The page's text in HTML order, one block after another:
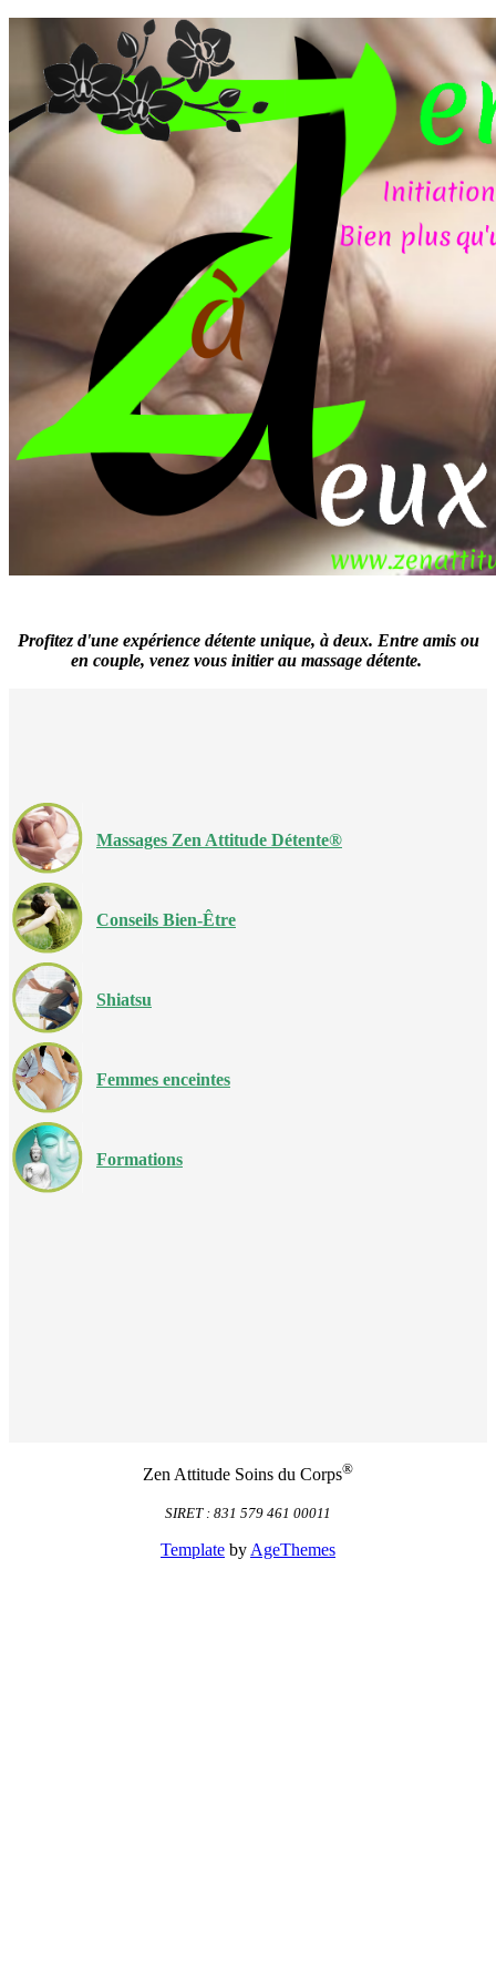
Profitez d'une expérience détente unique, à deux. Entre amis ou
en couple, venez vous initier au massage détente.
Massages Zen Attitude Détente®
Conseils Bien-Être
Shiatsu
Femmes enceintes
Formations
Zen Attitude Soins du Corps®
SIRET : 831 579 461 00011
Template by AgeThemes